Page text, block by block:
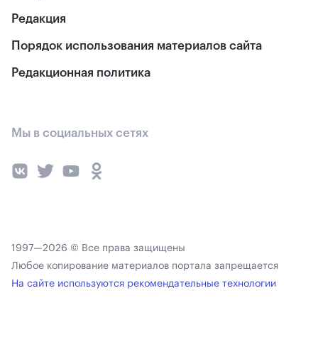
Редакция
Порядок использования материалов сайта
Редакционная политика
Мы в социальных сетях
1997—2026 © Все права защищены
Любое копирование материалов портала запрещается
На сайте используются рекомендательные технологии